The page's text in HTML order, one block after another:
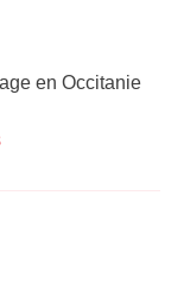
en Occitanie